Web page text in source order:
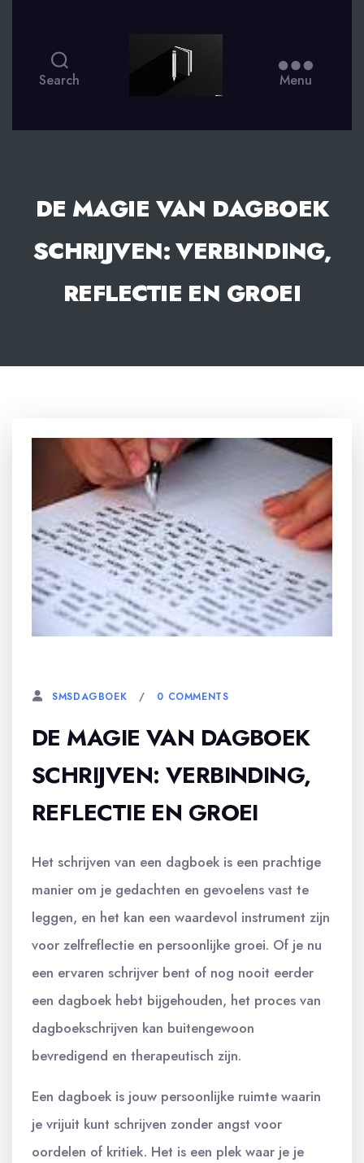
Search Menu
DE MAGIE VAN DAGBOEK
SCHRIJVEN: VERBINDING,
REFLECTIE EN GROEI
SMSDAGBOEK 0 COMMENTS
DE MAGIE VAN DAGBOEK
SCHRIJVEN: VERBINDING,
REFLECTIE EN GROEI
Het schrijven van een dagboek is een prachtige
manier om je gedachten en gevoelens vast te
leggen, en het kan een waardevol instrument zijn
voor zelfreflectie en persoonlijke groei. Of je nu
een ervaren schrijver bent of nog nooit eerder
een dagboek hebt bijgehouden, het proces van
dagboekschrijven kan buitengewoon
bevredigend en therapeutisch zijn.
Een dagboek is jouw persoonlijke ruimte waarin
je vrijuit kunt schrijven zonder angst voor
oordelen of kritiek. Het is een plek waar je je